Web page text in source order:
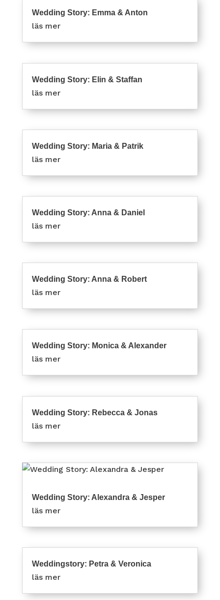
Wedding Story: Emma & Anton
läs mer
Wedding Story: Elin & Staffan
läs mer
Wedding Story: Maria & Patrik
läs mer
Wedding Story: Anna & Daniel
läs mer
Wedding Story: Anna & Robert
läs mer
Wedding Story: Monica & Alexander
läs mer
Wedding Story: Rebecca & Jonas
läs mer
Wedding Story: Alexandra & Jesper
läs mer
Weddingstory: Petra & Veronica
läs mer